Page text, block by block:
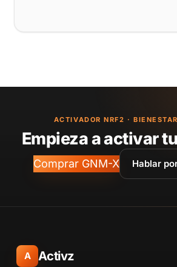
ACTIVADOR NRF2 ·
Empieza a activar
Comprar GNM-X Hablar
A Activz